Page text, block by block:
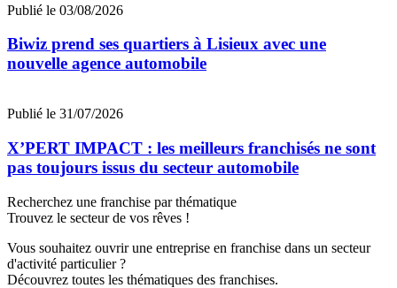
Publié le 03/08/2026
Biwiz prend ses quartiers à Lisieux avec une
nouvelle agence automobile
Publié le 31/07/2026
X’PERT IMPACT : les meilleurs franchisés ne sont
pas toujours issus du secteur automobile
Recherchez une franchise par thématique
Trouvez le secteur de vos rêves !
Vous souhaitez ouvrir une entreprise en franchise dans un secteur
d'activité particulier ?
Découvrez toutes les thématiques des franchises.